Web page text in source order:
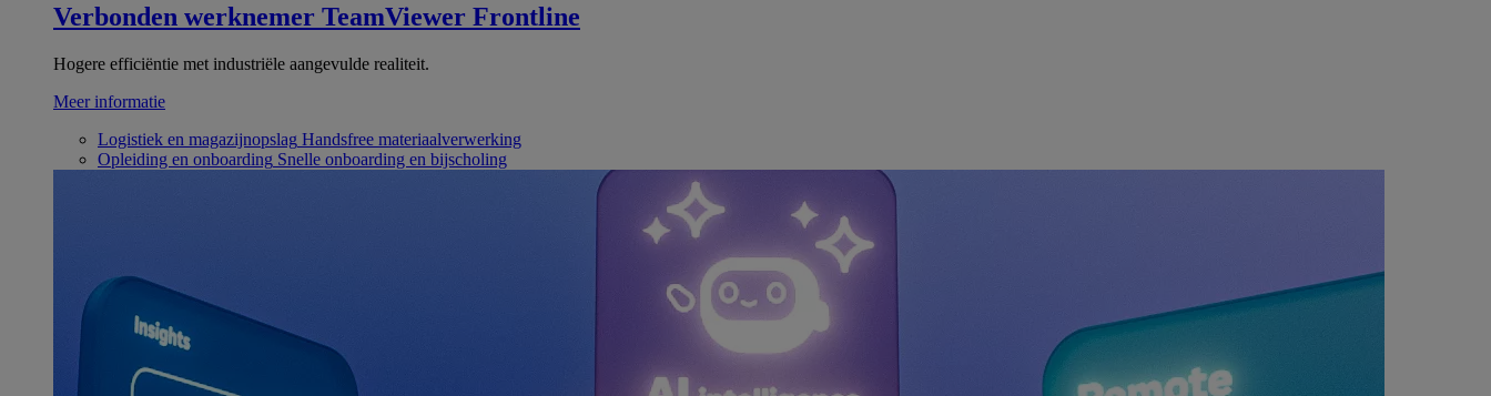
Verbonden werknemer TeamViewer Frontline
Hogere efficiëntie met industriële aangevulde realiteit.
Meer informatie
Logistiek en magazijnopslag Handsfree materiaalverwerking
Opleiding en onboarding Snelle onboarding en bijscholing